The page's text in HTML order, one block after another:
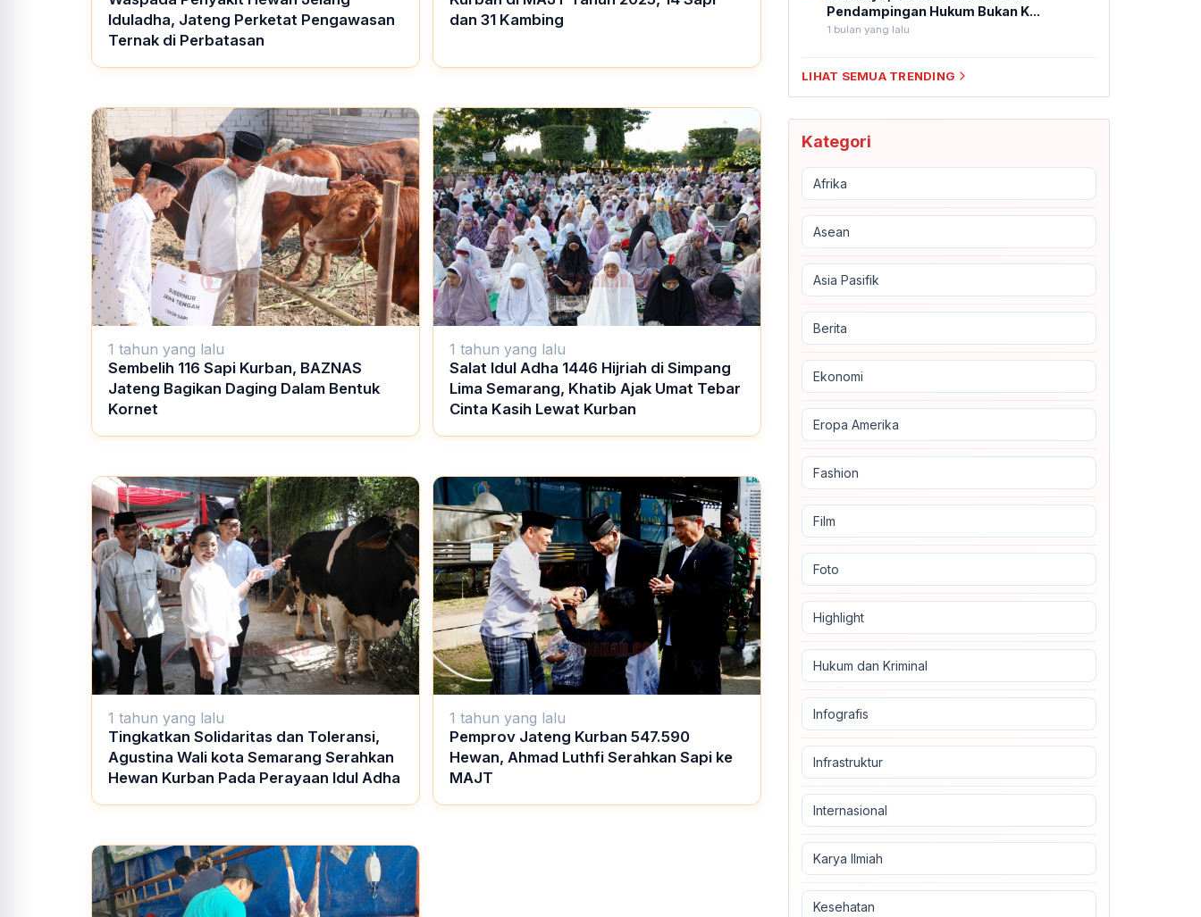
Iduladha, Jateng Perketat Pengawasan
Ternak di Perbatasan
dan 31 Kambing
1 tahun yang lalu
Sembelih 116 Sapi Kurban, BAZNAS
Jateng Bagikan Daging Dalam Bentuk
Kornet
1 tahun yang lalu
Salat Idul Adha 1446 Hijriah di Simpang
Lima Semarang, Khatib Ajak Umat Tebar
Cinta Kasih Lewat Kurban
1 tahun yang lalu
Tingkatkan Solidaritas dan Toleransi,
Agustina Wali kota Semarang Serahkan
Hewan Kurban Pada Perayaan Idul Adha
1 tahun yang lalu
Pemprov Jateng Kurban 547.590
Hewan, Ahmad Luthfi Serahkan Sapi ke
MAJT
Pendampingan Hukum Bukan K...
1 bulan yang lalu
LIHAT SEMUA TRENDING
Kategori
Afrika
Asean
Asia Pasifik
Berita
Ekonomi
Eropa Amerika
Fashion
Film
Foto
Highlight
Hukum dan Kriminal
Infografis
Infrastruktur
Internasional
Karya Ilmiah
Kesehatan